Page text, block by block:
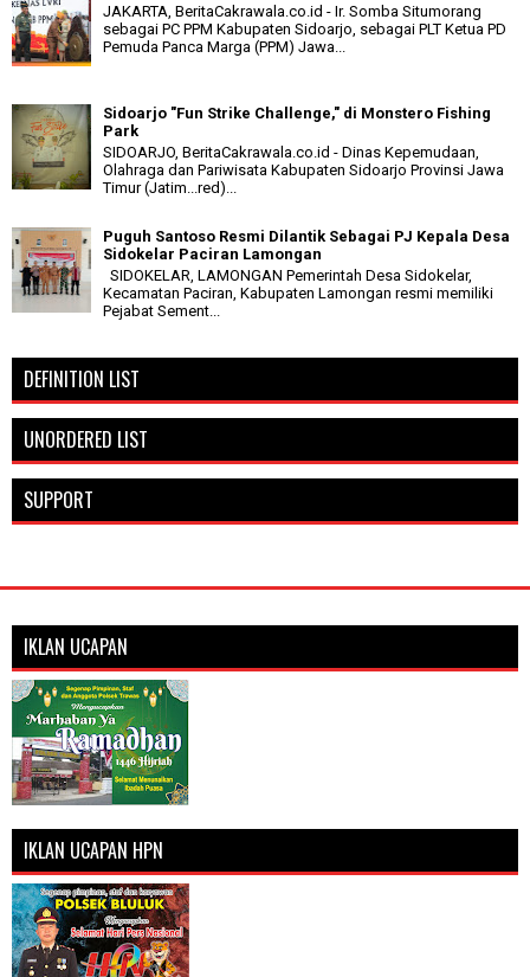
JAKARTA, BeritaCakrawala.co.id - Ir. Somba Situmorang
sebagai PC PPM Kabupaten Sidoarjo, sebagai PLT Ketua PD
Pemuda Panca Marga (PPM) Jawa...
Sidoarjo "Fun Strike Challenge," di Monstero Fishing
Park
SIDOARJO, BeritaCakrawala.co.id - Dinas Kepemudaan,
Olahraga dan Pariwisata Kabupaten Sidoarjo Provinsi Jawa
Timur (Jatim...red)...
Puguh Santoso Resmi Dilantik Sebagai PJ Kepala Desa
Sidokelar Paciran Lamongan
SIDOKELAR, LAMONGAN Pemerintah Desa Sidokelar,
Kecamatan Paciran, Kabupaten Lamongan resmi memiliki
Pejabat Sement...
DEFINITION LIST
UNORDERED LIST
SUPPORT
IKLAN UCAPAN
IKLAN UCAPAN HPN